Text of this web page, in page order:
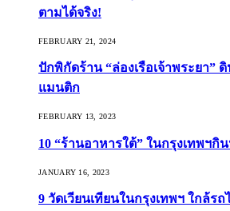
ตามได้จริง!
FEBRUARY 21, 2024
ปักพิกัดร้าน “ล่องเรือเจ้าพระยา”
แมนติก
FEBRUARY 13, 2023
10 “ร้านอาหารใต้” ในกรุงเทพฯกิ
JANUARY 16, 2023
9 วัดเวียนเทียนในกรุงเทพฯ ใกล้ร